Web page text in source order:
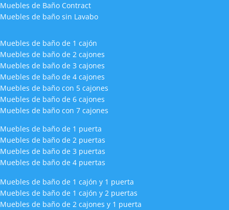
Muebles de Baño Contract
Muebles de baño sin Lavabo
Muebles de baño de 1 cajón
Muebles de baño de 2 cajones
Muebles de baño de 3 cajones
Muebles de baño de 4 cajones
Muebles de baño con 5 cajones
Muebles de baño de 6 cajones
Muebles de baño con 7 cajones
Muebles de baño de 1 puerta
Muebles de baño de 2 puertas
Muebles de baño de 3 puertas
Muebles de baño de 4 puertas
Muebles de baño de 1 cajón y 1 puerta
Muebles de baño de 1 cajón y 2 puertas
Muebles de baño de 2 cajones y 1 puerta